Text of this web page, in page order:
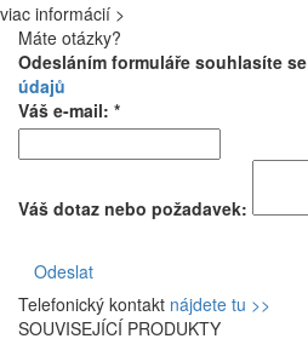
viac informácií >
Máte otázky?
Odesláním formuláře souhlasíte se
údajů
Váš e-mail: *
Váš dotaz nebo požadavek:
Odeslat
Telefonický kontakt nájdete tu >>
SOUVISEJÍCÍ PRODUKTY